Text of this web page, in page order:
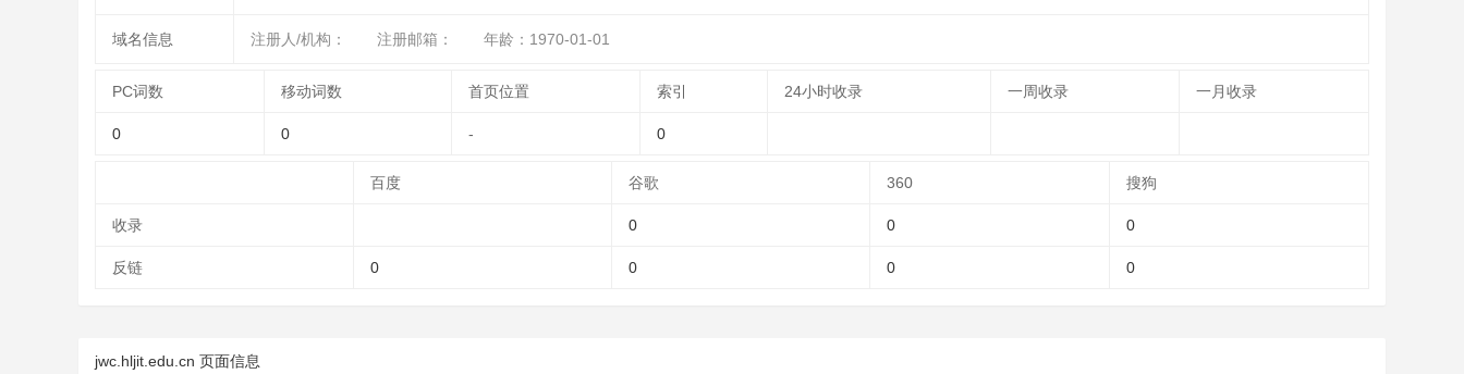
域名信息 注册人/机构： 注册邮箱： 年龄：1970-01-01
PC词数 移动词数 首页位置 索引 24小时收录 一周收录 一月收录
0 0 - 0
百度 谷歌 360 搜狗
收录 0 0 0
反链 0 0 0 0
jwc.hljit.edu.cn 页面信息